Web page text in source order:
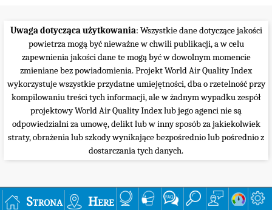
Uwaga dotycząca użytkowania: Wszystkie dane dotyczące jakości
powietrza mogą być nieważne w chwili publikacji, a w celu
zapewnienia jakości dane te mogą być w dowolnym momencie
zmieniane bez powiadomienia. Projekt World Air Quality Index
wykorzystuje wszystkie przydatne umiejętności, dba o rzetelność przy
kompilowaniu treści tych informacji, ale w żadnym wypadku zespół
projektowy World Air Quality Index lub jego agenci nie są
odpowiedzialni za umowę, delikt lub w inny sposób za jakiekolwiek
straty, obrażenia lub szkody wynikające bezpośrednio lub pośrednio z
dostarczania tych danych.
Strona Here